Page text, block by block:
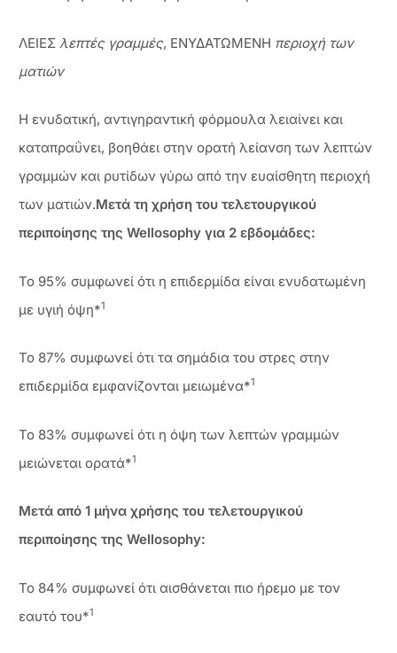
ΛΕΙΕΣ λεπτές γραμμές, ΕΝΥΔΑΤΩΜΕΝΗ περιοχή των
ματιών
Η ενυδατική, αντιγηραντική φόρμουλα λειαίνει και
καταπραΰνει, βοηθάει στην ορατή λείανση των λεπτών
γραμμών και ρυτίδων γύρω από την ευαίσθητη περιοχή
των ματιών.Μετά τη χρήση του τελετουργικού
περιποίησης της Wellosophy για 2 εβδομάδες:
Το 95% συμφωνεί ότι η επιδερμίδα είναι ενυδατωμένη
με υγιή όψη*1
Το 87% συμφωνεί ότι τα σημάδια του στρες στην
επιδερμίδα εμφανίζονται μειωμένα*1
Το 83% συμφωνεί ότι η όψη των λεπτών γραμμών
μειώνεται ορατά*1
Μετά από 1 μήνα χρήσης του τελετουργικού
περιποίησης της Wellosophy:
Το 84% συμφωνεί ότι αισθάνεται πιο ήρεμο με τον
εαυτό του*1